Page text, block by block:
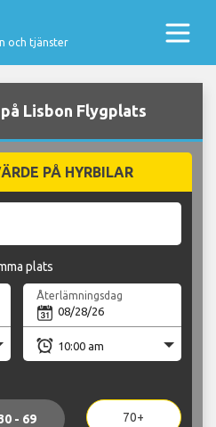
och tjänster
Lisbon Flygplats
PÅ HYRBILAR
plats
Återlämningsdag
- 69 70+